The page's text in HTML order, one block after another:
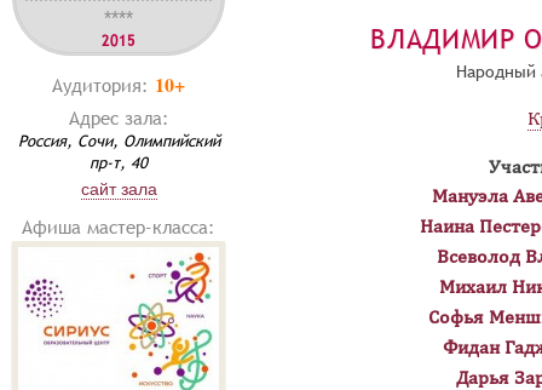
****
2015
Аудитория: 10+
Адрес зала:
Россия, Сочи, Олимпийский
пр-т, 40
сайт зала
Афиша мастер-класса:
ВЛАДИМИР
Народный
Мануэла
Наина
Всеволод
Михаил
Софья
Фидан
Дарья